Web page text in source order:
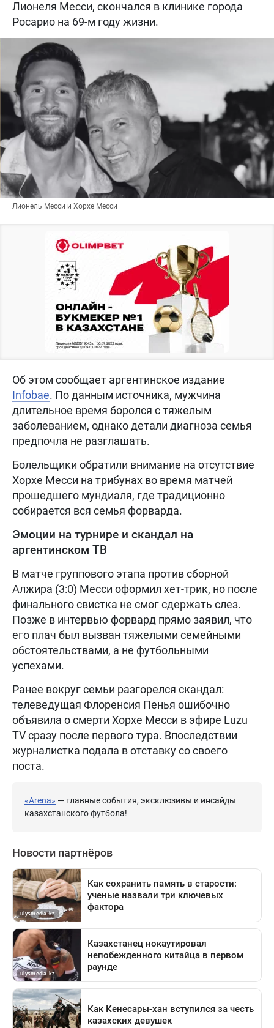
Лионеля Месси, скончался в клинике города
Росарио на 69-м году жизни.
Лионель Месси и Хорхе Месси
Об этом сообщает аргентинское издание
Infobae. По данным источника, мужчина
длительное время боролся с тяжелым
заболеванием, однако детали диагноза семья
предпочла не разглашать.
Болельщики обратили внимание на отсутствие
Хорхе Месси на трибунах во время матчей
прошедшего мундиаля, где традиционно
собирается вся семья форварда.
Эмоции на турнире и скандал на
аргентинском ТВ
В матче группового этапа против сборной
Алжира (3:0) Месси оформил хет-трик, но после
финального свистка не смог сдержать слез.
Позже в интервью форвард прямо заявил, что
его плач был вызван тяжелыми семейными
обстоятельствами, а не футбольными
успехами.
Ранее вокруг семьи разгорелся скандал:
телеведущая Флоренсия Пенья ошибочно
объявила о смерти Хорхе Месси в эфире Luzu
TV сразу после первого тура. Впоследствии
журналистка подала в отставку со своего
поста.
«Arena» — главные события, эксклюзивы и инсайды
казахстанского футбола!